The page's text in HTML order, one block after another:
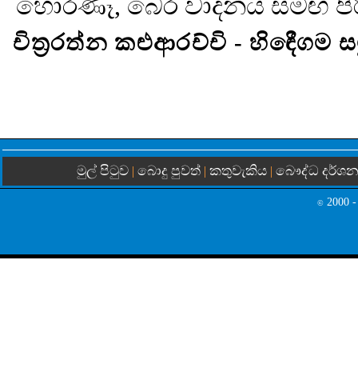
හොරණෑ, බෙර වාදනය සමඟ
චිත්‍රරත්න කළුආරච්චි - හිඳෙීගම
මුල් පිටුව | බොදු පුවත්| කතුවැකිය| බෞද්ධ
© 2000